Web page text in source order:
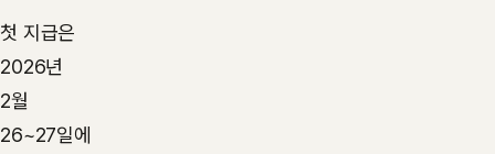
첫 지급은
2026년
2월
26~27일에